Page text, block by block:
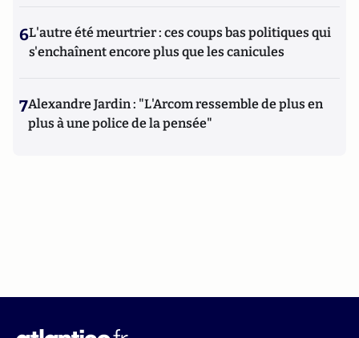
6L'autre été meurtrier : ces coups bas politiques qui
s'enchaînent encore plus que les canicules
7Alexandre Jardin : "L'Arcom ressemble de plus en
plus à une police de la pensée"